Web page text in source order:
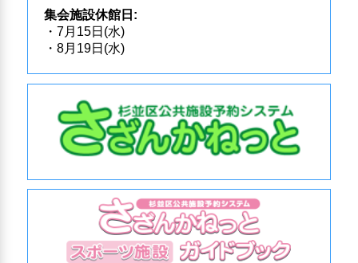
集会施設休館日:
・7月15日(水)
・8月19日(水)